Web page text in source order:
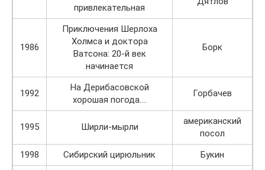
привлекательная
1986
Приключения Шерлоха
Холмса и доктора
Ватсона: 20-й век
начинается
Борк
1992
На Дерибасовской
хорошая погода….
Горбачев
1995 Ширли-мырли
американский
посол
1998
Сибирский цирюльник
Букин